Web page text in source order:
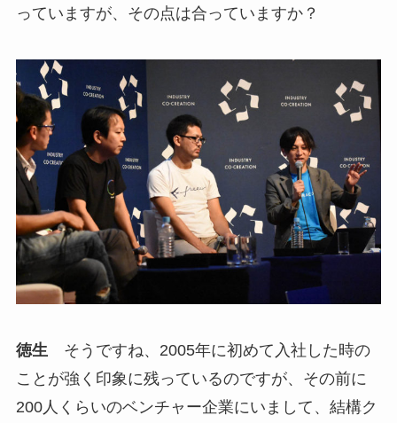
っていますが、その点は合っていますか？
徳生 そうですね、2005年に初めて入社した時の
ことが強く印象に残っているのですが、その前に
200人くらいのベンチャー企業にいまして、結構ク